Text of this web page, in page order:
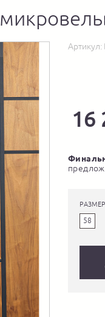
Артикул:
16
РАЗМЕР
58